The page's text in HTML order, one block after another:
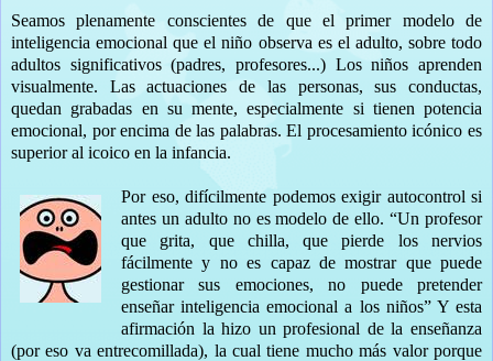
Seamos plenamente conscientes de que el primer modelo de
inteligencia emocional que el niño observa es el adulto, sobre todo
adultos significativos (padres, profesores...) Los niños aprenden
visualmente. Las actuaciones de las personas, sus conductas,
quedan grabadas en su mente, especialmente si tienen potencia
emocional, por encima de las palabras. El procesamiento icónico es
superior al icoico en la infancia.
Por eso, difícilmente podemos exigir autocontrol si
antes un adulto no es modelo de ello. “Un profesor
que grita, que chilla, que pierde los nervios
fácilmente y no es capaz de mostrar que puede
gestionar sus emociones, no puede pretender
enseñar inteligencia emocional a los niños” Y esta
afirmación la hizo un profesional de la enseñanza
(por eso va entrecomillada), la cual tiene mucho más valor porque